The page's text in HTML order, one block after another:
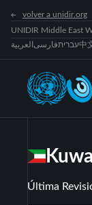
volver a unidir.org
UNIDIR Middle East
العربية فارسیעברית中
Última